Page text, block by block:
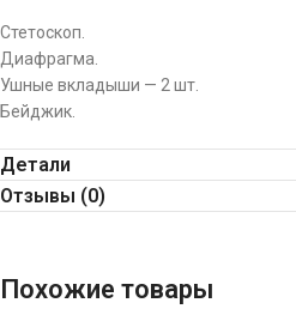
Стетоскоп.
Диафрагма.
Ушные вкладыши — 2 шт.
Бейджик.
Детали
Отзывы (0)
Похожие товары